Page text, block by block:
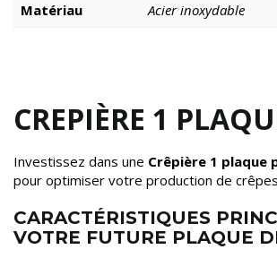
Matériau
Acier inoxydable
CREPIÈRE 1
Investissez dans une Crêpière 1 plaque
pour optimiser votre production de
CARACTÉRISTIQUES
VOTRE FUTURE PLAQUE